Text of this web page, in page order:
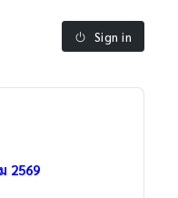
Sign in
2569